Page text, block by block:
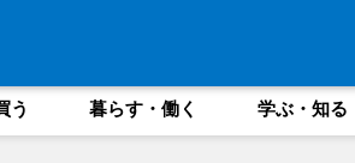
う 暮らす・働く 学ぶ・知る